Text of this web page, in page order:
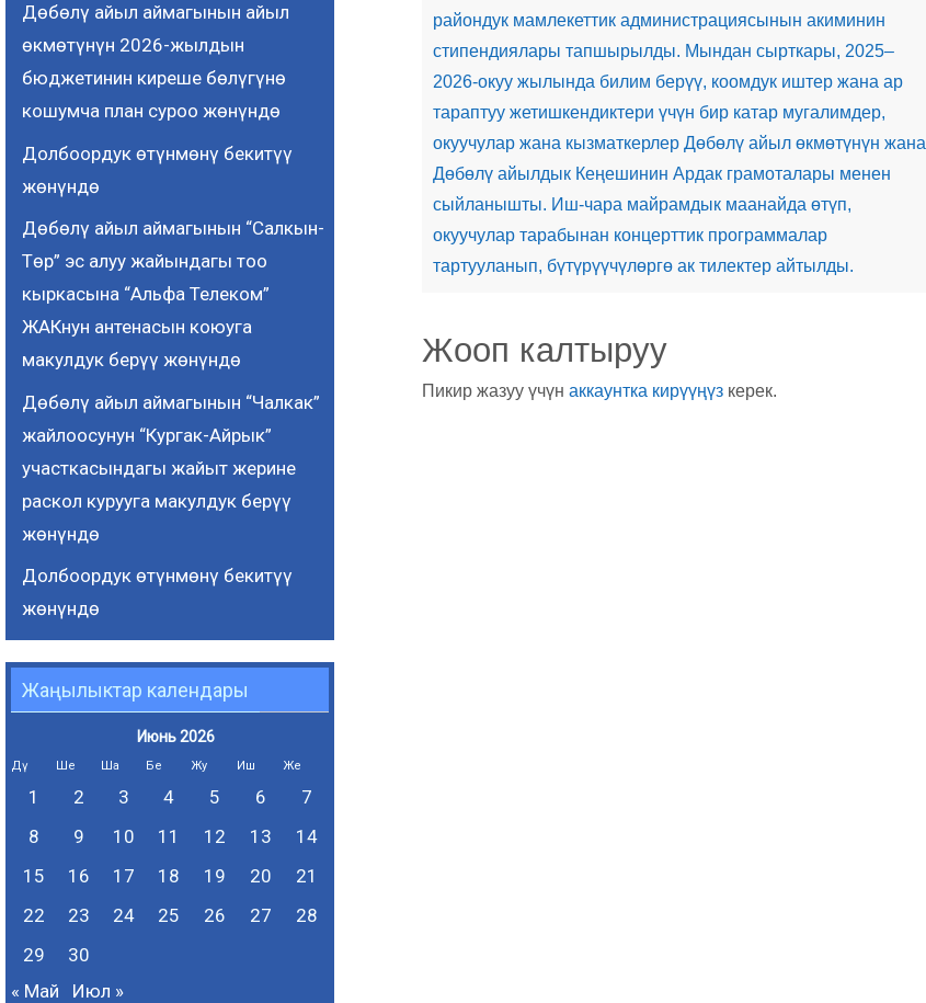
райондук мамлекеттик администрациясынын акиминин
стипендиялары тапшырылды. Мындан сырткары, 2025–
2026-окуу жылында билим берүү, коомдук иштер жана ар
тараптуу жетишкендиктери үчүн бир катар мугалимдер,
окуучулар жана кызматкерлер Дөбөлү айыл өкмөтүнүн жана
Дөбөлү айылдык Кеңешинин Ардак грамоталары менен
сыйланышты. Иш-чара майрамдык маанайда өтүп,
окуучулар тарабынан концерттик программалар
тартууланып, бүтүрүүчүлөргө ак тилектер айтылды.
Жооп калтыруу
Пикир жазуу үчүн аккаунтка кирүүңүз керек.
Дөбөлү айыл аймагынын айыл
өкмөтүнүн 2026-жылдын
бюджетинин киреше бөлүгүнө
кошумча план суроо жөнүндө
Долбоордук өтүнмөнү бекитүү
жөнүндө
Дөбөлү айыл аймагынын “Салкын-
Төр” эс алуу жайындагы тоо
кыркасына “Альфа Телеком”
ЖАКнун антенасын коюуга
макулдук берүү жөнүндө
Дөбөлү айыл аймагынын “Чалкак”
жайлоосунун “Кургак-Айрык”
участкасындагы жайыт жерине
раскол курууга макулдук берүү
жөнүндө
Долбоордук өтүнмөнү бекитүү
жөнүндө
Жаңылыктар календары
Июнь 2026
Дү Ше Ша Бе Жу Иш Же
1 2 3 4 5 6
7
8
9 10 11 12 13
14
15
16 17 18 19 20
21
22
23 24 25 26 27
28
29
30
« Май
Июл »